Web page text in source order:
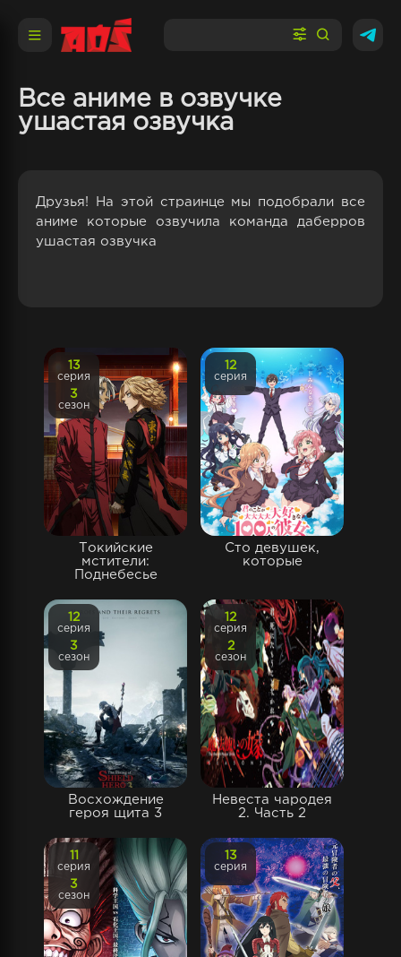
Все аниме в озвучке
ушастая озвучка
Друзья! На этой страинце мы подобрали все
аниме которые озвучила команда даберров
ушастая озвучка
Токийские
мстители:
Поднебесье
13
серия
3
сезон
Сто девушек,
которые
12
серия
Восхождение
героя щита 3
12
серия
3
сезон
Невеста чародея
2. Часть 2
12
серия
2
сезон
11
серия
3
сезон
13
серия